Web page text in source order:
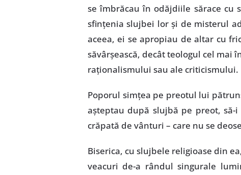
se îmbrăcau în odăjdiile sărace cu
sfinţenia slujbei lor şi de misterul
aceea, ei se apropiau de altar cu
săvârşească, decât teologul cel
raţionalismului sau ale criticismului.
Poporul simţea pe preotul lui
aşteptau după slujbă pe preot,
crăpată de vânturi – care nu se
Biserica, cu slujbele religioase din
veacuri de-a rândul singurale